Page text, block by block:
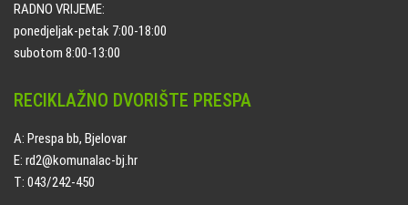
RADNO VRIJEME:
ponedjeljak-petak 7:00-18:00
subotom 8:00-13:00
RECIKLAŽNO DVORIŠTE PRESPA
A: Prespa bb, Bjelovar
E: rd2@komunalac-bj.hr
T: 043/242-450